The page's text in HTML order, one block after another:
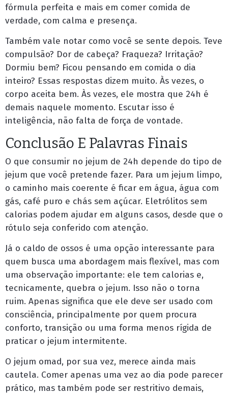
fórmula perfeita e mais em comer comida de
verdade, com calma e presença.
Também vale notar como você se sente depois. Teve
compulsão? Dor de cabeça? Fraqueza? Irritação?
Dormiu bem? Ficou pensando em comida o dia
inteiro? Essas respostas dizem muito. Às vezes, o
corpo aceita bem. Às vezes, ele mostra que 24h é
demais naquele momento. Escutar isso é
inteligência, não falta de força de vontade.
Conclusão E Palavras Finais
O que consumir no jejum de 24h depende do tipo de
jejum que você pretende fazer. Para um jejum limpo,
o caminho mais coerente é ficar em água, água com
gás, café puro e chás sem açúcar. Eletrólitos sem
calorias podem ajudar em alguns casos, desde que o
rótulo seja conferido com atenção.
Já o caldo de ossos é uma opção interessante para
quem busca uma abordagem mais flexível, mas com
uma observação importante: ele tem calorias e,
tecnicamente, quebra o jejum. Isso não o torna
ruim. Apenas significa que ele deve ser usado com
consciência, principalmente por quem procura
conforto, transição ou uma forma menos rígida de
praticar o jejum intermitente.
O jejum omad, por sua vez, merece ainda mais
cautela. Comer apenas uma vez ao dia pode parecer
prático, mas também pode ser restritivo demais,